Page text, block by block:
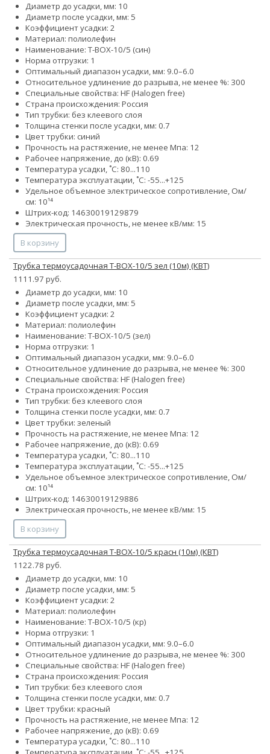
Диаметр до усадки, мм: 10
Диаметр после усадки, мм: 5
Коэффициент усадки: 2
Материал: полиолефин
Наименование: Т-BOX-10/5 (син)
Норма отгрузки: 1
Оптимальный диапазон усадки, мм: 9.0–6.0
Относительное удлинение до разрыва, не менее %: 300
Специальные свойства: HF (Halogen free)
Страна происхождения: Россия
Тип трубки: без клеевого слоя
Толщина стенки после усадки, мм: 0.7
Цвет трубки: синий
Прочность на растяжение, не менее Мпа: 12
Рабочее напряжение, до (кВ): 0.69
Температура усадки, ˚С: 80...110
Температура эксплуатации, ˚С: -55...+125
Удельное объемное электрическое сопротивление, Ом/
см: 10¹⁴
Штрих-код: 14630019129879
Электрическая прочность, не менее кВ/мм: 15
В корзину
Трубка термоусадочная Т-BOX-10/5 зел (10м) (КВТ)
1111.97 руб.
Диаметр до усадки, мм: 10
Диаметр после усадки, мм: 5
Коэффициент усадки: 2
Материал: полиолефин
Наименование: Т-BOX-10/5 (зел)
Норма отгрузки: 1
Оптимальный диапазон усадки, мм: 9.0–6.0
Относительное удлинение до разрыва, не менее %: 300
Специальные свойства: HF (Halogen free)
Страна происхождения: Россия
Тип трубки: без клеевого слоя
Толщина стенки после усадки, мм: 0.7
Цвет трубки: зеленый
Прочность на растяжение, не менее Мпа: 12
Рабочее напряжение, до (кВ): 0.69
Температура усадки, ˚С: 80...110
Температура эксплуатации, ˚С: -55...+125
Удельное объемное электрическое сопротивление, Ом/
см: 10¹⁴
Штрих-код: 14630019129886
Электрическая прочность, не менее кВ/мм: 15
В корзину
Трубка термоусадочная Т-BOX-10/5 красн (10м) (КВТ)
1122.78 руб.
Диаметр до усадки, мм: 10
Диаметр после усадки, мм: 5
Коэффициент усадки: 2
Материал: полиолефин
Наименование: Т-BOX-10/5 (кр)
Норма отгрузки: 1
Оптимальный диапазон усадки, мм: 9.0–6.0
Относительное удлинение до разрыва, не менее %: 300
Специальные свойства: HF (Halogen free)
Страна происхождения: Россия
Тип трубки: без клеевого слоя
Толщина стенки после усадки, мм: 0.7
Цвет трубки: красный
Прочность на растяжение, не менее Мпа: 12
Рабочее напряжение, до (кВ): 0.69
Температура усадки, ˚С: 80...110